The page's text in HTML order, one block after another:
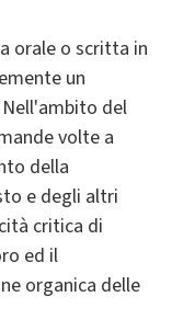
orale o scritta in
un
del
volte a
della
e degli altri
critica di
ed il
organica delle